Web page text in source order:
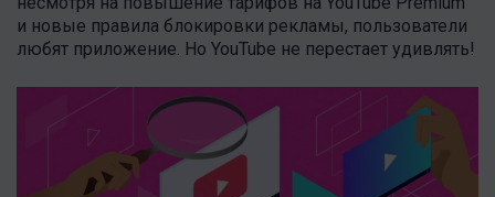
и новые правила блокировки рекламы, пользователи
любят приложение. Но YouTube не перестает удивлять!